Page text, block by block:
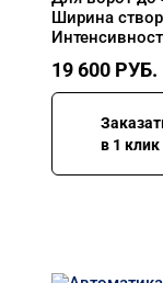
Ширина
19 600 РУБ.
в 1 клик